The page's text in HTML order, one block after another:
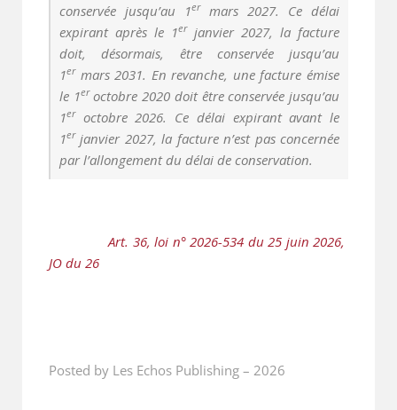
conservée jusqu’au 1ermars 2027. Ce délai
expirant après le 1erjanvier 2027, la facture
doit, désormais, être conservée jusqu’au
1ermars 2031. En revanche, une facture émise
le 1eroctobre 2020 doit être conservée jusqu’au
1eroctobre 2026. Ce délai expirant avant le
1erjanvier 2027, la facture n’est pas concernée
par l’allongement du délai de conservation.
               Art. 36, loi n° 2026-534 du 25 juin 2026,
JO du 26
Posted by Les Echos Publishing – 2026